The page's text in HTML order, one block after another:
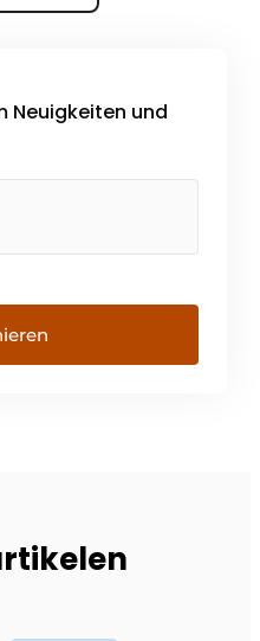
Neuigkeiten und